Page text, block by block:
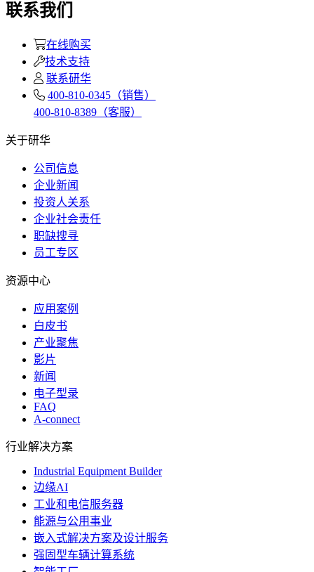
联系我们
在线购买
技术支持
联系研华
400-810-0345（销售）
400-810-8389（客服）
关于研华
公司信息
企业新闻
投资人关系
企业社会责任
职缺搜寻
员工专区
资源中心
应用案例
白皮书
产业聚焦
影片
新闻
电子型录
FAQ
A-connect
行业解决方案
Industrial Equipment Builder
边缘AI
工业和电信服务器
能源与公用事业
嵌入式解决方案及设计服务
强固型车辆计算系统